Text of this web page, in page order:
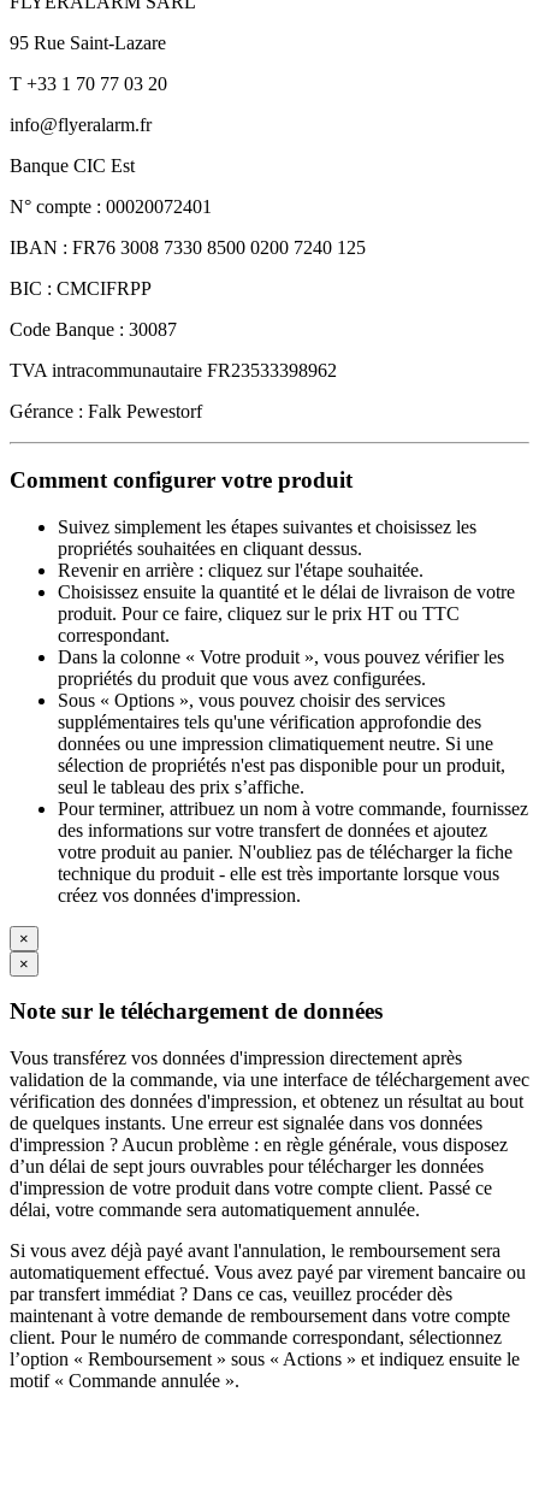
95 Rue Saint-Lazare
T +33 1 70 77 03 20
info@flyeralarm.fr
Banque CIC Est
N° compte : 00020072401
IBAN : FR76 3008 7330 8500 0200 7240 125
BIC : CMCIFRPP
Code Banque : 30087
TVA intracommunautaire FR23533398962
Gérance : Falk Pewestorf
Comment configurer votre produit
Suivez simplement les étapes suivantes et choisissez les
propriétés souhaitées en cliquant dessus.
Revenir en arrière : cliquez sur l'étape souhaitée.
Choisissez ensuite la quantité et le délai de livraison de votre
produit. Pour ce faire, cliquez sur le prix HT ou TTC
correspondant.
Dans la colonne « Votre produit », vous pouvez vérifier les
propriétés du produit que vous avez configurées.
Sous « Options », vous pouvez choisir des services
supplémentaires tels qu'une vérification approfondie des
données ou une impression climatiquement neutre. Si une
sélection de propriétés n'est pas disponible pour un produit,
seul le tableau des prix s’affiche.
Pour terminer, attribuez un nom à votre commande, fournissez
des informations sur votre transfert de données et ajoutez
votre produit au panier. N'oubliez pas de télécharger la fiche
technique du produit - elle est très importante lorsque vous
créez vos données d'impression.
×
×
Note sur le téléchargement de données
Vous transférez vos données d'impression directement après
validation de la commande, via une interface de téléchargement avec
vérification des données d'impression, et obtenez un résultat au bout
de quelques instants. Une erreur est signalée dans vos données
d'impression ? Aucun problème : en règle générale, vous disposez
d’un délai de sept jours ouvrables pour télécharger les données
d'impression de votre produit dans votre compte client. Passé ce
délai, votre commande sera automatiquement annulée.
Si vous avez déjà payé avant l'annulation, le remboursement sera
automatiquement effectué. Vous avez payé par virement bancaire ou
par transfert immédiat ? Dans ce cas, veuillez procéder dès
maintenant à votre demande de remboursement dans votre compte
client. Pour le numéro de commande correspondant, sélectionnez
l’option « Remboursement » sous « Actions » et indiquez ensuite le
motif « Commande annulée ».